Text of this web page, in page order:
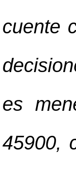
cuente
es
45900,